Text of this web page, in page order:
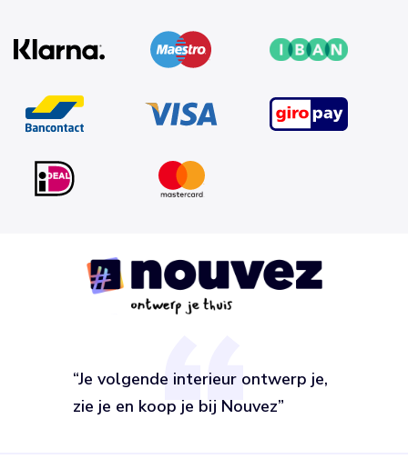
“Je volgende interieur ontwerp je,
zie je en koop je bij Nouvez”